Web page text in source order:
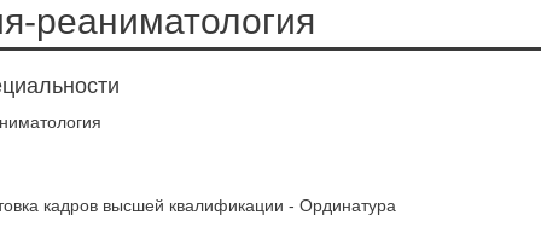
реаниматология
кадров высшей квалификации - Ординатура